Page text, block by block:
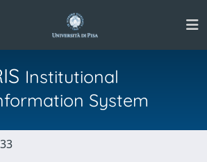
Institutional
System